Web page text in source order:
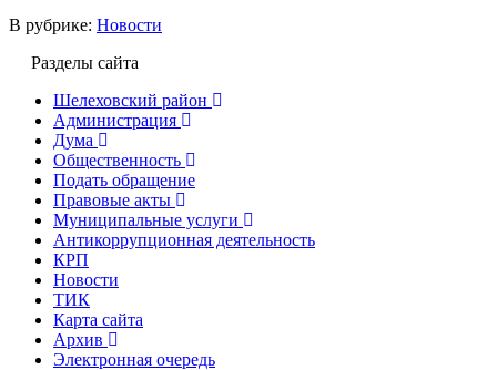
В рубрике: Новости
Разделы сайта
Шелеховский район
Администрация
Дума
Общественность
Подать обращение
Правовые акты
Муниципальные услуги
Антикоррупционная деятельность
КРП
Новости
ТИК
Карта сайта
Архив
Электронная очередь